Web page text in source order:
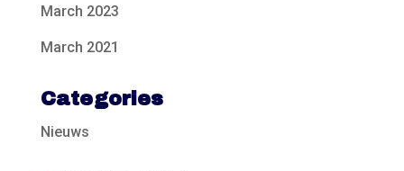
March 2023
March 2021
Categories
Nieuws